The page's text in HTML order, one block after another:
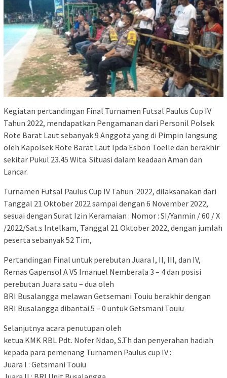
Kegiatan pertandingan Final Turnamen Futsal Paulus Cup IV
Tahun 2022, mendapatkan Pengamanan dari Personil Polsek
Rote Barat Laut sebanyak 9 Anggota yang di Pimpin langsung
oleh Kapolsek Rote Barat Laut Ipda Esbon Toelle dan berakhir
sekitar Pukul 23.45 Wita. Situasi dalam keadaan Aman dan
Lancar.
Turnamen Futsal Paulus Cup IV Tahun 2022, dilaksanakan dari
Tanggal 21 Oktober 2022 sampai dengan 6 November 2022,
sesuai dengan Surat Izin Keramaian : Nomor : SI/Yanmin / 60 / X
/2022/Sat.s Intelkam, Tanggal 21 Oktober 2022, dengan jumlah
peserta sebanyak 52 Tim,
Pertandingan Final untuk perebutan Juara I, II, III, dan IV,
Remas Gapensol A VS Imanuel Nemberala 3 – 4 dan posisi
perebutan Juara satu – dua oleh
BRI Busalangga melawan Getsemani Touiu berakhir dengan
BRI Busalangga dibantai 5 – 0 untuk Getsmani Touiu
Selanjutnya acara penutupan oleh
ketua KMK RBL Pdt. Nofer Ndao, S.Th dan penyerahan hadiah
kepada para pemenang Turnamen Paulus cup IV :
Juara I : Getsmani Touiu